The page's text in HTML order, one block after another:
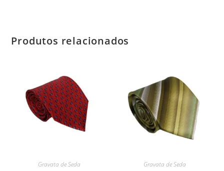
Produtos relacionados
Gravata de Seda Gravata de Seda